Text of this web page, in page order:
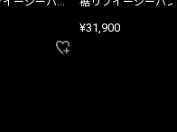
¥31,900